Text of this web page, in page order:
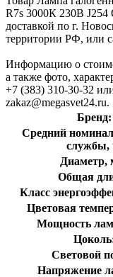
R7s 3000К 230В J254
доставкой по г.
территории РФ, или
Информацию о
а также фото,
+7 (383) 310-30-32
zakaz@megasvet24.ru.
Бренд:
Средний
службы,
Диаметр,
Общая
Класс
Цветовая
Мощность
Световой
Напряжение